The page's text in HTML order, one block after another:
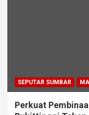
SEPUTAR SUMBAR
Perkuat